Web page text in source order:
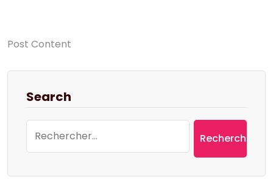
Post Content
Search